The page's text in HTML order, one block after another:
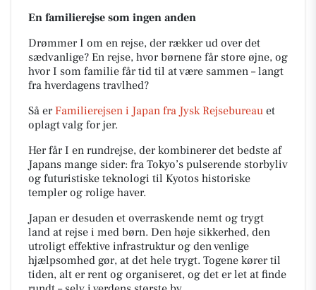
En familierejse som ingen anden
Drømmer I om en rejse, der rækker ud over det
sædvanlige? En rejse, hvor børnene får store øjne, og
hvor I som familie får tid til at være sammen – langt
fra hverdagens travlhed?
Så er Familierejsen i Japan fra Jysk Rejsebureau et
oplagt valg for jer.
Her får I en rundrejse, der kombinerer det bedste af
Japans mange sider: fra Tokyo’s pulserende storbyliv
og futuristiske teknologi til Kyotos historiske
templer og rolige haver.
Japan er desuden et overraskende nemt og trygt
land at rejse i med børn. Den høje sikkerhed, den
utroligt effektive infrastruktur og den venlige
hjælpsomhed gør, at det hele trygt. Togene kører til
tiden, alt er rent og organiseret, og det er let at finde